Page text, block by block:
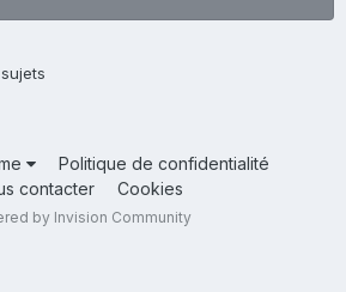
Politique de confidentialité
contacter
Cookies
by Invision Community